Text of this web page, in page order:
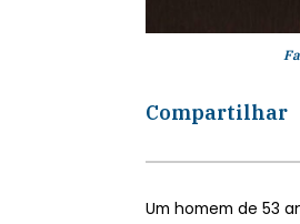
Compartilhar
Um homem de 53